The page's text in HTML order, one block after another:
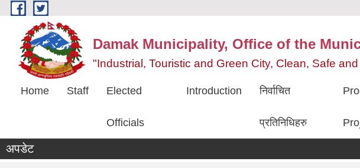
Skip to main content
Damak Municipality, Office of the
"Industrial, Touristic and Green City, Clean, Safe
Home Staff Elected
Officials
Introduction निर्वाचित
प्रतिनिधिहरु
अपडेट